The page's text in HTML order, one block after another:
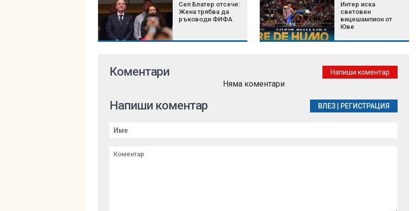
Сеп Блатер отсече:
Жена трябва да
ръководи ФИФА
Интер иска
световен
вицешампион от
Юве
Късна емисия
система за откриване
на терористични
Коментари Напиши коментар
Няма коментари
Напиши коментар ВЛЕЗ РЕГИСТРАЦИЯ